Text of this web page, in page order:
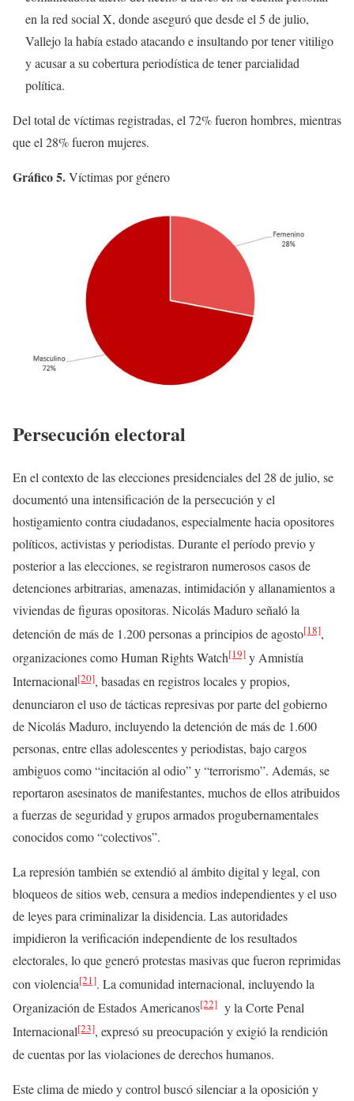
en la red social X, donde aseguró que desde el 5 de julio,
Vallejo la había estado atacando e insultando por tener vitiligo
y acusar a su cobertura periodística de tener parcialidad
política.
Del total de víctimas registradas, el 72% fueron hombres, mientras
que el 28% fueron mujeres.
Gráfico 5.Víctimas por género
Persecución electoral
En el contexto de las elecciones presidenciales del 28 de julio, se
documentó una intensificación de la persecución y el
hostigamiento contra ciudadanos, especialmente hacia opositores
políticos, activistas y periodistas. Durante el período previo y
posterior a las elecciones, se registraron numerosos casos de
detenciones arbitrarias, amenazas, intimidación y allanamientos a
viviendas de figuras opositoras. Nicolás Maduro señaló la
detención de más de 1.200 personas a principios de agosto[18],
organizaciones como Human Rights Watch[19] y Amnistía
Internacional[20], basadas en registros locales y propios,
denunciaron el uso de tácticas represivas por parte del gobierno
de Nicolás Maduro, incluyendo la detención de más de 1.600
personas, entre ellas adolescentes y periodistas, bajo cargos
ambiguos como “incitación al odio” y “terrorismo”. Además, se
reportaron asesinatos de manifestantes, muchos de ellos atribuidos
a fuerzas de seguridad y grupos armados progubernamentales
conocidos como “colectivos”.
La represión también se extendió al ámbito digital y legal, con
bloqueos de sitios web, censura a medios independientes y el uso
de leyes para criminalizar la disidencia. Las autoridades
impidieron la verificación independiente de los resultados
electorales, lo que generó protestas masivas que fueron reprimidas
con violencia[21]. La comunidad internacional, incluyendo la
Organización de Estados Americanos[22] y la Corte Penal
Internacional[23], expresó su preocupación y exigió la rendición
de cuentas por las violaciones de derechos humanos.
Este clima de miedo y control buscó silenciar a la oposición y